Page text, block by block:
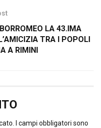
LA 43.IMA
TRA I POPOLI
A RIMINI
I campi obbligatori sono